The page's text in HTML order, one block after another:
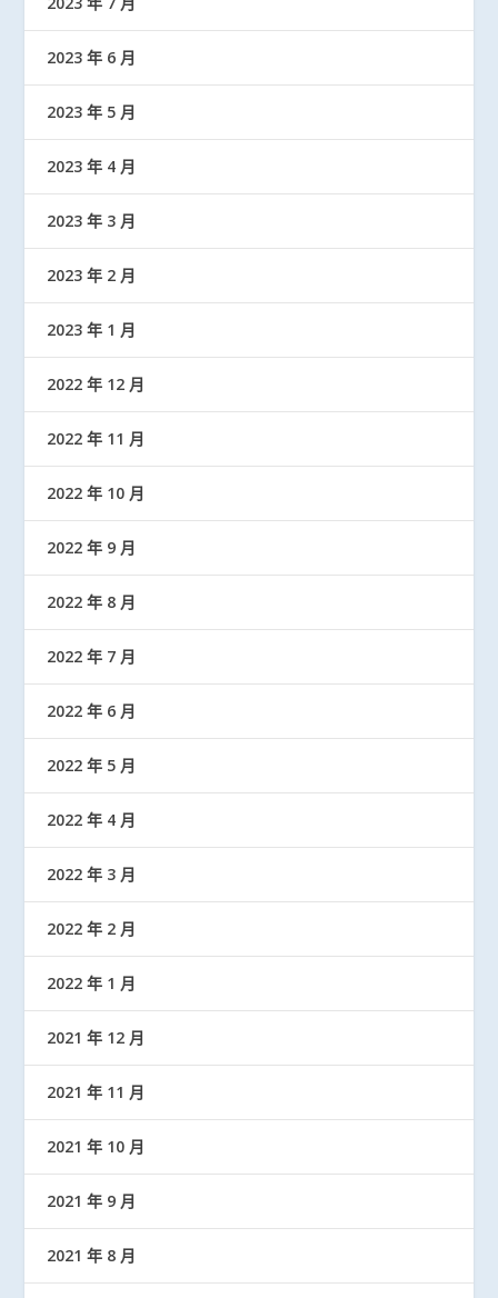
2023 年 6 月
2023 年 5 月
2023 年 4 月
2023 年 3 月
2023 年 2 月
2023 年 1 月
2022 年 12 月
2022 年 11 月
2022 年 10 月
2022 年 9 月
2022 年 8 月
2022 年 7 月
2022 年 6 月
2022 年 5 月
2022 年 4 月
2022 年 3 月
2022 年 2 月
2022 年 1 月
2021 年 12 月
2021 年 11 月
2021 年 10 月
2021 年 9 月
2021 年 8 月